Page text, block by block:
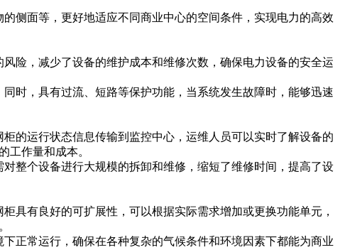
侧面等，更好地适应不同商业中心的空间条件，实现电力的高效
险，减少了设备的维护成本和维修次数，确保电力设备的安全运
时，具有过流、短路等保护功能，当系统发生故障时，能够迅速
的运行状态信息传输到监控中心，运维人员可以实时了解设备的
工作量和成本。
整个设备进行大规模的拆卸和维修，缩短了维修时间，提高了设
具有良好的可扩展性，可以根据实际需求增加或更换功能单元，
正常运行，确保在各种复杂的气候条件和环境因素下都能为商业